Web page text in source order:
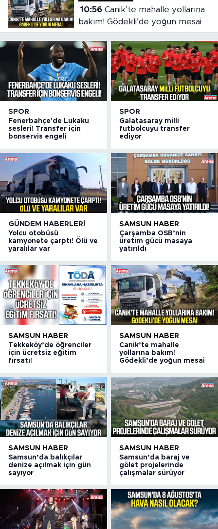
10:56Canik’te mahalle yollarına
bakım! Gödekli’de yoğun mesai
SPOR
Fenerbahçe'de Lukaku
sesleri! Transfer için
bonservis engeli
SPOR
Galatasaray milli
futbolcuyu transfer
ediyor
GÜNDEM HABERLERI
Yolcu otobüsü
kamyonete çarptı! Ölü ve
yaralılar var
SAMSUN HABER
Çarşamba OSB’nin
üretim gücü masaya
yatırıldı
SAMSUN HABER
Tekkeköy’de öğrenciler
için ücretsiz eğitim
fırsatı!
SAMSUN HABER
Canik’te mahalle
yollarına bakım!
Gödekli’de yoğun mesai
SAMSUN HABER
Samsun’da balıkçılar
denize açılmak için gün
sayıyor
SAMSUN HABER
Samsun’da baraj ve
gölet projelerinde
çalışmalar sürüyor